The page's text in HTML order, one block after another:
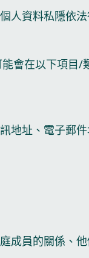
人資料私隱依
會在以下項目/
地址、電子郵
成員的關係、